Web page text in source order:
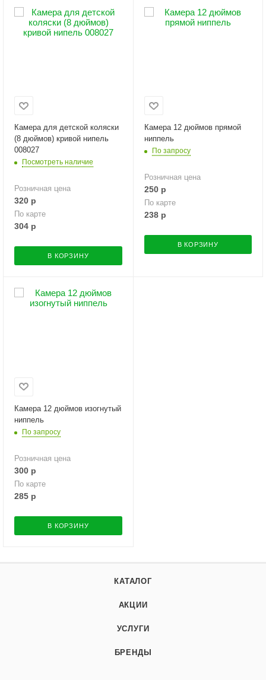
Камера для детской коляски
(8 дюймов) кривой нипель
008027
Посмотреть наличие
Розничная цена
320 р
По карте
304 р
В КОРЗИНУ
Камера 12 дюймов прямой
ниппель
По запросу
Розничная цена
250р
По карте
238р
В КОРЗИНУ
Камера 12 дюймов изогнутый
ниппель
По запросу
Розничная цена
300 р
По карте
285 р
В КОРЗИНУ
КАТАЛОГ
АКЦИИ
УСЛУГИ
БРЕНДЫ